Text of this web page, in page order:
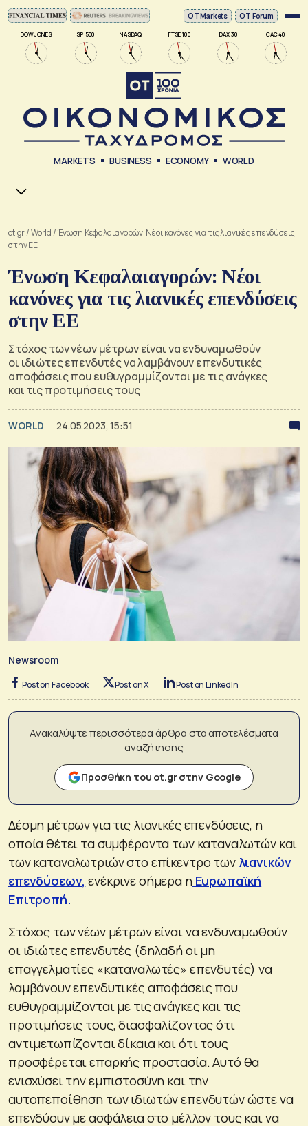
DOW JONES SP 500 NASDAQ FTSE 100 DAX 30 CAC 40
ΟΤ Markets OT Forum
MARKETS BUSINESS ECONOMY WORLD
Χ.Α.
ot.gr/World /Ένωση Κεφαλαιαγορών: Νέοι κανόνες για τις λιανικές επενδύσεις
στην ΕΕ
Ένωση Κεφαλαιαγορών: Νέοι
κανόνες για τις λιανικές επενδύσεις
στην ΕΕ
Στόχος των νέων μέτρων είναι να ενδυναμωθούν
οι ιδιώτες επενδυτές να λαμβάνουν επενδυτικές
αποφάσεις που ευθυγραμμίζονται με τις ανάγκες
και τις προτιμήσεις τους
WORLD 24.05.2023, 15:51
Newsroom
Post on Facebook Post on X Post on LinkedIn
Ανακαλύψτε περισσότερα άρθρα στα αποτελέσματα
αναζήτησης
Προσθήκη του ot.gr στην Google
Δέσμη μέτρων για τις λιανικές επενδύσεις, η
οποία θέτει τα συμφέροντα των καταναλωτών και
των καταναλωτριών στο επίκεντρο των λιανικών
επενδύσεων, ενέκρινε σήμερα ηΕυρωπαϊκή
Επιτροπή.
Στόχος των νέων μέτρων είναι να ενδυναμωθούν
οι ιδιώτες επενδυτές (δηλαδή οι μη
επαγγελματίες «καταναλωτές» επενδυτές) να
λαμβάνουν επενδυτικές αποφάσεις που
ευθυγραμμίζονται με τις ανάγκες και τις
προτιμήσεις τους, διασφαλίζοντας ότι
αντιμετωπίζονται δίκαια και ότι τους
προσφέρεται επαρκής προστασία. Αυτό θα
ενισχύσει την εμπιστοσύνη και την
αυτοπεποίθηση των ιδιωτών επενδυτών ώστε να
επενδύουν με ασφάλεια στο μέλλον τους και να